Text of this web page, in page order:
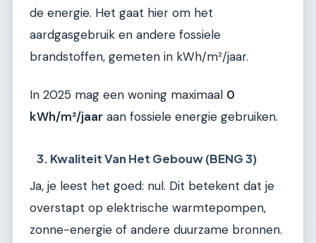
de energie. Het gaat hier om het
aardgasgebruik en andere fossiele
brandstoffen, gemeten in kWh/m²/jaar.
In 2025 mag een woning maximaal 0
kWh/m²/jaar aan fossiele energie gebruiken.
3. Kwaliteit Van Het Gebouw (BENG 3)
Ja, je leest het goed: nul. Dit betekent dat je
overstapt op elektrische warmtepompen,
zonne-energie of andere duurzame bronnen.